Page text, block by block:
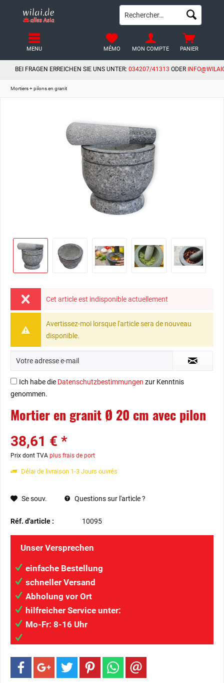
BEI FRAGEN ERREICHEN SIE UNS UNTER: 034207/41313 ODER
PANIER
MÉMO MON COMPTE
MENU
Mortiers + pilons en granit
Cet article est indisponible actuellement
Avertissez-moi lorsque l'article sera de nouveau
disponible.
Ich habe die Datenschutzbestimmungen zur Kenntnis
genommen.
Mortier en granit Ø 20 cm avec pilon
38,61 € *
Prix dont TVA plus frais de port
Délai de livraison 1-3 Jours ouvrés
Se souv. Questions sur l'article ?
Réf. d'article : 10095
Unser Versprechen
einfache Bestellung
schneller Versand
Abholung vor Ort
hilfreicher Service unter:
Mo-Fr: 8-16 Uhr